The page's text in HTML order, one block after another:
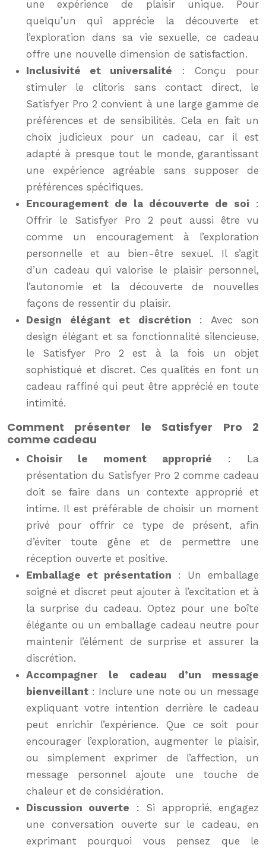
une expérience de plaisir unique. Pour
quelqu’un qui apprécie la découverte et
l’exploration dans sa vie sexuelle, ce cadeau
offre une nouvelle dimension de satisfaction.
Inclusivité et universalité : Conçu pour
stimuler le clitoris sans contact direct, le
Satisfyer Pro 2 convient à une large gamme de
préférences et de sensibilités. Cela en fait un
choix judicieux pour un cadeau, car il est
adapté à presque tout le monde, garantissant
une expérience agréable sans supposer de
préférences spécifiques.
Encouragement de la découverte de soi :
Offrir le Satisfyer Pro 2 peut aussi être vu
comme un encouragement à l’exploration
personnelle et au bien-être sexuel. Il s’agit
d’un cadeau qui valorise le plaisir personnel,
l’autonomie et la découverte de nouvelles
façons de ressentir du plaisir.
Design élégant et discrétion : Avec son
design élégant et sa fonctionnalité silencieuse,
le Satisfyer Pro 2 est à la fois un objet
sophistiqué et discret. Ces qualités en font un
cadeau raffiné qui peut être apprécié en toute
intimité.
Comment présenter le Satisfyer Pro 2
comme cadeau
Choisir le moment approprié : La
présentation du Satisfyer Pro 2 comme cadeau
doit se faire dans un contexte approprié et
intime. Il est préférable de choisir un moment
privé pour offrir ce type de présent, afin
d’éviter toute gêne et de permettre une
réception ouverte et positive.
Emballage et présentation : Un emballage
soigné et discret peut ajouter à l’excitation et à
la surprise du cadeau. Optez pour une boîte
élégante ou un emballage cadeau neutre pour
maintenir l’élément de surprise et assurer la
discrétion.
Accompagner le cadeau d’un message
bienveillant : Inclure une note ou un message
expliquant votre intention derrière le cadeau
peut enrichir l’expérience. Que ce soit pour
encourager l’exploration, augmenter le plaisir,
ou simplement exprimer de l’affection, un
message personnel ajoute une touche de
chaleur et de considération.
Discussion ouverte : Si approprié, engagez
une conversation ouverte sur le cadeau, en
exprimant pourquoi vous pensez que le